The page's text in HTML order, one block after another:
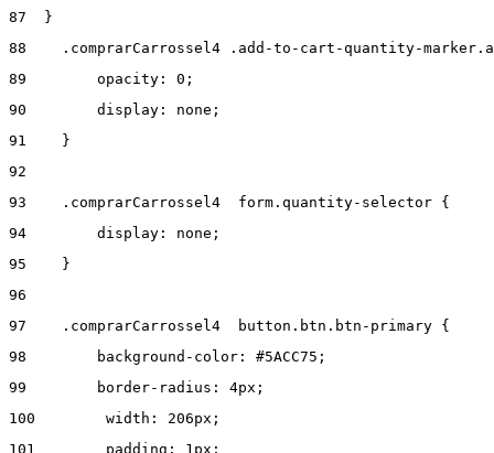
87
  }
88
.comprarCarrossel4 .add-to-cart-quantity-
89
        opacity: 0;
90
        display: none;
91
    }
92
93
    .comprarCarrossel4  form.quantity-selector {
94
        display: none;
95
    }
96
97
    .comprarCarrossel4  button.btn.btn-primary {
98
        background-color: #5ACC75;
99
        border-radius: 4px;
100
        width: 206px;
101
        padding: 1px;